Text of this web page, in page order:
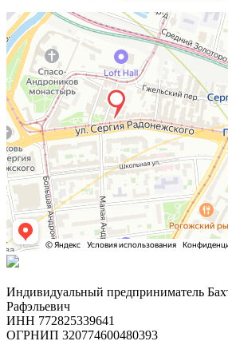
Индивидуальный предприниматель
Рафэльевич
ИНН 772825339641
ОГРНИП 320774600480393